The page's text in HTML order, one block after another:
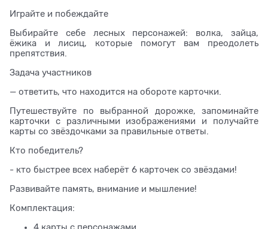
Играйте и побеждайте
Выбирайте себе лесных персонажей: волка, зайца,
ёжика и лисиц, которые помогут вам преодолеть
препятствия.
Задача участников
— ответить, что находится на обороте карточки.
Путешествуйте по выбранной дорожке, запоминайте
карточки с различными изображениями и получайте
карты со звёздочками за правильные ответы.
Кто победитель?
- кто быстрее всех наберёт 6 карточек со звёздами!
Развивайте память, внимание и мышление!
Комплектация:
4 карты с персонажами